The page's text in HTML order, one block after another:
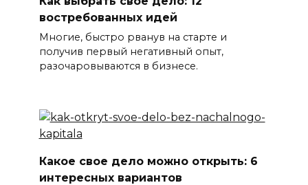
востребованных идей
Многие, быстро рванув на старте и
получив первый негативный опыт,
разочаровываются в бизнесе.
Какое свое дело можно открыть: 6
интересных вариантов